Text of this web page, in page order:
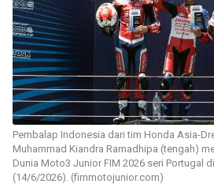
Pembalap Indonesia dari tim Honda Asia-
Muhammad Kiandra Ramadhipa (tengah)
Dunia Moto3 Junior FIM 2026 seri Portugal
(14/6/2026). (fimmotojunior.com)